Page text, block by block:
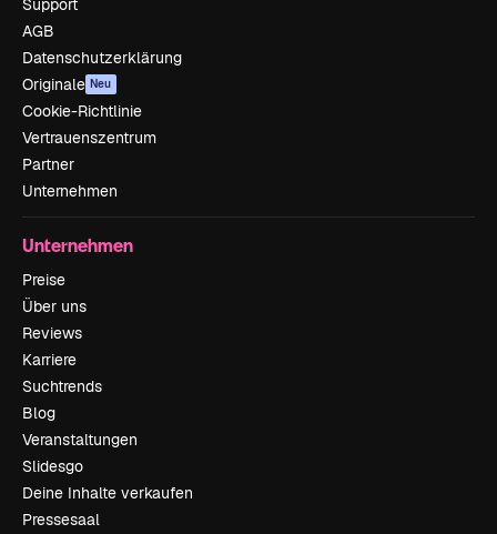
Support
AGB
Datenschutzerklärung
Originale Neu
Cookie-Richtlinie
Vertrauenszentrum
Partner
Unternehmen
Unternehmen
Preise
Über uns
Reviews
Karriere
Suchtrends
Blog
Veranstaltungen
Slidesgo
Deine Inhalte verkaufen
Pressesaal